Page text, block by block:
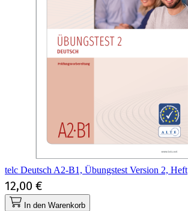
telc Deutsch A2-B1, Übungstest Version 2, Heft
12,00 €
In den Warenkorb